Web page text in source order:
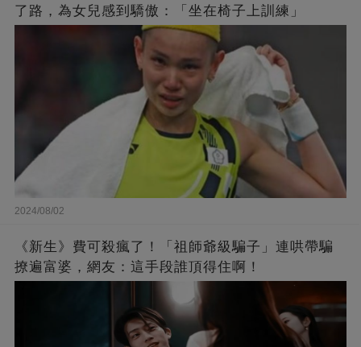
了路，為女兒感到驕傲：「坐在椅子上訓練」
2024/08/02
《新生》費可殺瘋了！「祖師爺級騙子」連哄帶騙
撩遍富婆，網友：這手段誰頂得住啊！